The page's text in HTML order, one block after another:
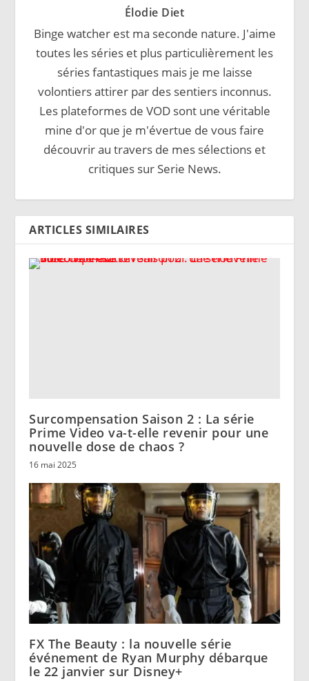
Élodie Diet
Binge watcher est ma seconde nature. J'aime
toutes les séries et plus particulièrement les
séries fantastiques mais je me laisse
volontiers attirer par des sentiers inconnus.
Les plateformes de VOD sont une véritable
mine d'or que je m'évertue de vous faire
découvrir au travers de mes sélections et
critiques sur Serie News.
ARTICLES SIMILAIRES
Surcompensation Saison 2 : La série
Prime Video va-t-elle revenir pour une
nouvelle dose de chaos ?
16 mai 2025
FX The Beauty : la nouvelle série
événement de Ryan Murphy débarque
le 22 janvier sur Disney+